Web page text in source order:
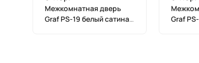
Межкомнатная дверь
Graf PS-19 белый сатинат
Graf